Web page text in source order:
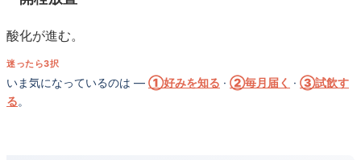
酸化が進む。
迷ったら3択
いま気になっているのは — ①好みを知る · ②毎月届く · ③試飲す
る。